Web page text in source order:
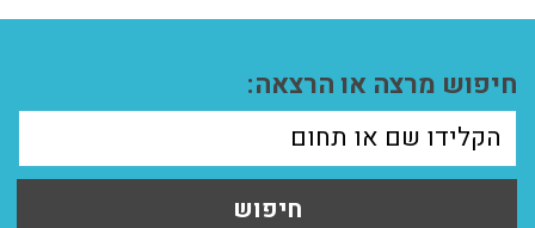
חיפוש מרצה או הרצאה:
חיפוש